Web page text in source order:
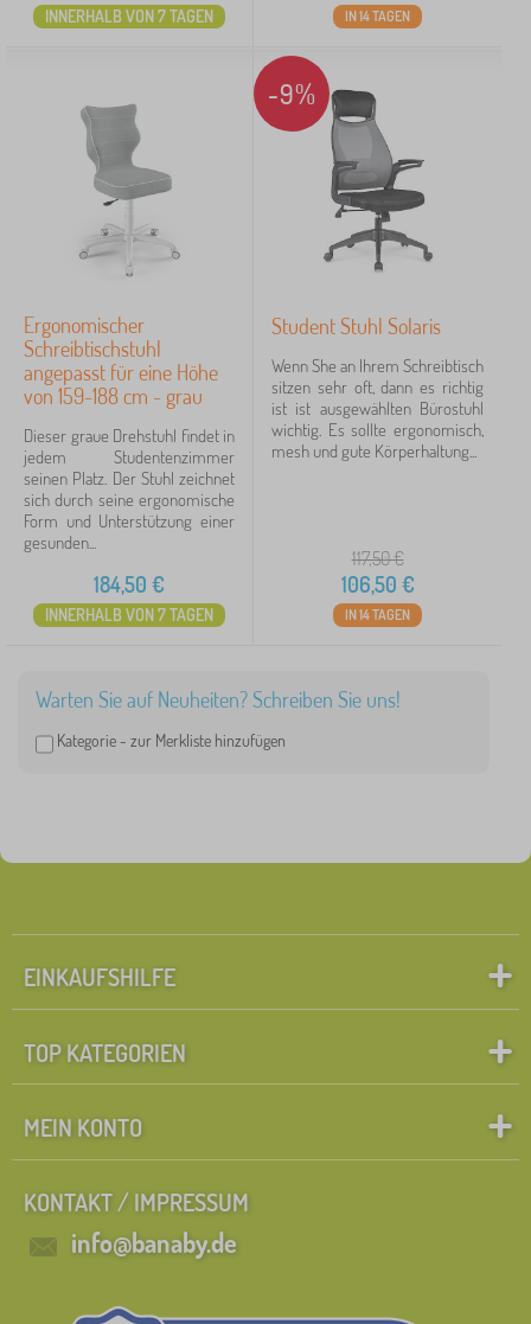
INNERHALB VON 7 TAGEN IN 14 TAGEN
Ergonomischer
Schreibtischstuhl
angepasst für eine Höhe
von 159-188 cm - grau
Dieser graue Drehstuhl findet in
jedem Studentenzimmer
seinen Platz. Der Stuhl zeichnet
sich durch seine ergonomische
Form und Unterstützung einer
gesunden...
184,50 €
INNERHALB VON 7 TAGEN
-9%
Student Stuhl Solaris
Wenn She an Ihrem Schreibtisch
sitzen sehr oft, dann es richtig
ist ist ausgewählten Bürostuhl
wichtig. Es sollte ergonomisch,
mesh und gute Körperhaltung...
117,50€
106,50 €
IN 14 TAGEN
Warten Sie auf Neuheiten? Schreiben Sie uns!
Kategorie - zur Merkliste hinzufügen
EINKAUFSHILFE
TOP KATEGORIEN
MEIN KONTO
KONTAKT / IMPRESSUM
info@banaby.de